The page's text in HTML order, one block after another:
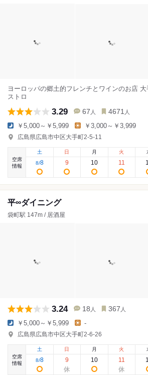
ヨーロッパの郷土的フレンチとワインのお店
ストロ
3.29 67 人 4671 人
￥5,000～￥5,999 ￥3,000～￥3,999
広島県広島市中区大手町2-5-11
空席
情報
土
8/8
日
9
月
10
火
11
平∞ダイニング
袋町駅 147m / 居酒屋
3.24 18 人 367 人
￥5,000～￥5,999 -
広島県広島市中区大手町2-6-26
空席
情報
土
8/8
日
9
月
10
火
11